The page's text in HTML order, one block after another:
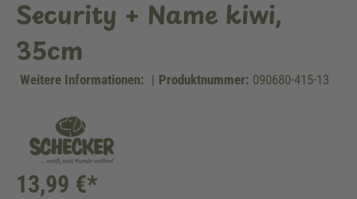
Security + Name kiwi,
35cm
Weitere Informationen: | Produktnummer: 090680-415-13
13,99 €*